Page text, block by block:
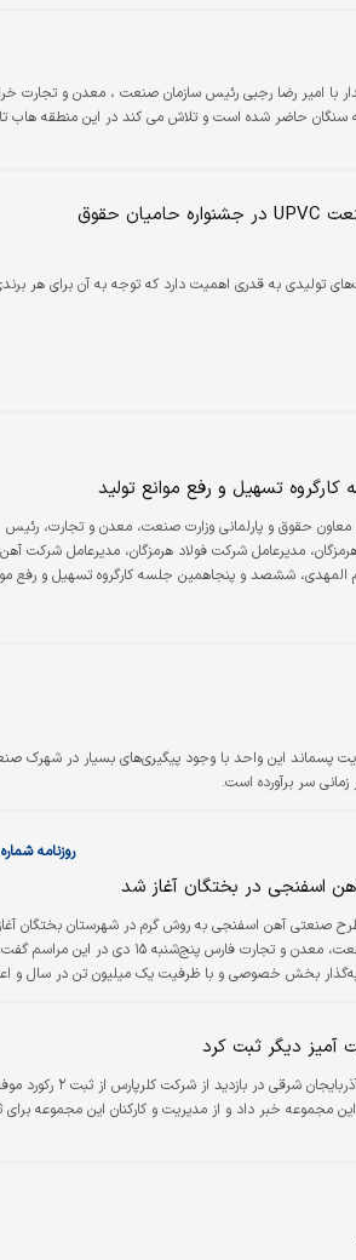
پنج‌شنبه ۱۴ اردیبهشت ماه در دیدار با امیر رضا رجبی رئیس سازمان صنعت ، معدن و
حاضر شده است و تلاش می کند در این منطقه هاب
هافمن، اولین برگزیده ملی صنعت UPVC در جشنواره حامیان حقوق
تولیدی به قدری اهمیت دارد که توجه به آن برای هر
کارگروه تسهیل و رفع موانع تولید
حقوق و پارلمانی وزارت صنعت، معدن و تجارت، رئیس
مدیرعامل شرکت فولاد هرمزگان، مدیرعامل شرکت
المهدی، ششصد و پنجاهمین جلسه کارگروه تسهیل و رفع
پسماند این واحد با وجود پیگیری‌‌‌های بسیار در شهرک
روزنامه شماره ۵۶۴۰
اسفنجی در بختگان آغاز شد
صنعتی آهن اسفنجی به روش گرم در شهرستان بختگان آغاز
شد.به گزارش «ایسنا» رئیس سازمان صنعت، معدن و تجارت فارس پنج‌شنبه ۱۵ دی‌
بخش خصوصی و با ظرفیت یک میلیون تن در سال و
رئیس سازمان صنعت، معدن و تجارت آذربایجان شرقی در بازدید از
مجموعه خبر داد و از مدیریت و کارکنان این مجموعه برای